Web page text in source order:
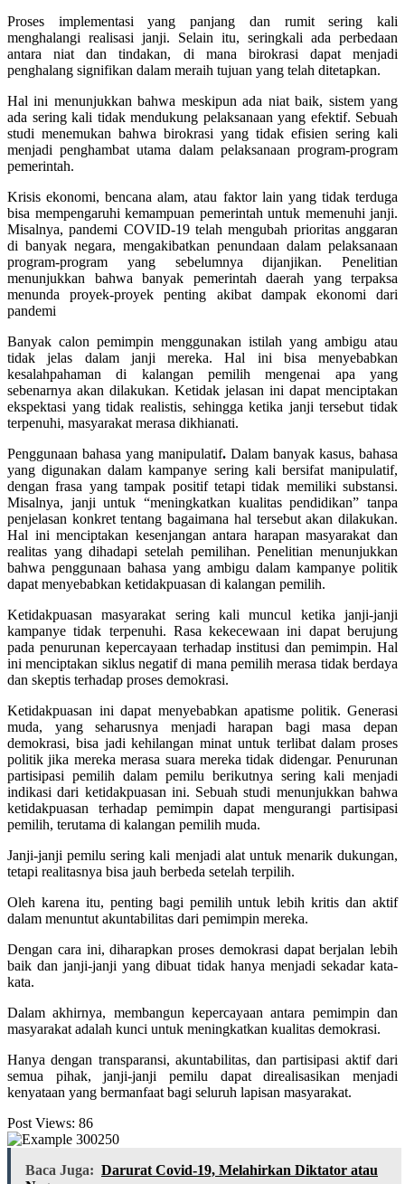
Proses implementasi yang panjang dan rumit sering kali
menghalangi realisasi janji. Selain itu, seringkali ada perbedaan
antara niat dan tindakan, di mana birokrasi dapat menjadi
penghalang signifikan dalam meraih tujuan yang telah ditetapkan.
Hal ini menunjukkan bahwa meskipun ada niat baik, sistem yang
ada sering kali tidak mendukung pelaksanaan yang efektif. Sebuah
studi menemukan bahwa birokrasi yang tidak efisien sering kali
menjadi penghambat utama dalam pelaksanaan program-program
pemerintah.
Krisis ekonomi, bencana alam, atau faktor lain yang tidak terduga
bisa mempengaruhi kemampuan pemerintah untuk memenuhi janji.
Misalnya, pandemi COVID-19 telah mengubah prioritas anggaran
di banyak negara, mengakibatkan penundaan dalam pelaksanaan
program-program yang sebelumnya dijanjikan. Penelitian
menunjukkan bahwa banyak pemerintah daerah yang terpaksa
menunda proyek-proyek penting akibat dampak ekonomi dari
pandemi
Banyak calon pemimpin menggunakan istilah yang ambigu atau
tidak jelas dalam janji mereka. Hal ini bisa menyebabkan
kesalahpahaman di kalangan pemilih mengenai apa yang
sebenarnya akan dilakukan. Ketidak jelasan ini dapat menciptakan
ekspektasi yang tidak realistis, sehingga ketika janji tersebut tidak
terpenuhi, masyarakat merasa dikhianati.
Penggunaan bahasa yang manipulatif. Dalam banyak kasus, bahasa
yang digunakan dalam kampanye sering kali bersifat manipulatif,
dengan frasa yang tampak positif tetapi tidak memiliki substansi.
Misalnya, janji untuk “meningkatkan kualitas pendidikan” tanpa
penjelasan konkret tentang bagaimana hal tersebut akan dilakukan.
Hal ini menciptakan kesenjangan antara harapan masyarakat dan
realitas yang dihadapi setelah pemilihan. Penelitian menunjukkan
bahwa penggunaan bahasa yang ambigu dalam kampanye politik
dapat menyebabkan ketidakpuasan di kalangan pemilih.
Ketidakpuasan masyarakat sering kali muncul ketika janji-janji
kampanye tidak terpenuhi. Rasa kekecewaan ini dapat berujung
pada penurunan kepercayaan terhadap institusi dan pemimpin. Hal
ini menciptakan siklus negatif di mana pemilih merasa tidak berdaya
dan skeptis terhadap proses demokrasi.
Ketidakpuasan ini dapat menyebabkan apatisme politik. Generasi
muda, yang seharusnya menjadi harapan bagi masa depan
demokrasi, bisa jadi kehilangan minat untuk terlibat dalam proses
politik jika mereka merasa suara mereka tidak didengar. Penurunan
partisipasi pemilih dalam pemilu berikutnya sering kali menjadi
indikasi dari ketidakpuasan ini. Sebuah studi menunjukkan bahwa
ketidakpuasan terhadap pemimpin dapat mengurangi partisipasi
pemilih, terutama di kalangan pemilih muda.
Janji-janji pemilu sering kali menjadi alat untuk menarik dukungan,
tetapi realitasnya bisa jauh berbeda setelah terpilih.
Oleh karena itu, penting bagi pemilih untuk lebih kritis dan aktif
dalam menuntut akuntabilitas dari pemimpin mereka.
Dengan cara ini, diharapkan proses demokrasi dapat berjalan lebih
baik dan janji-janji yang dibuat tidak hanya menjadi sekadar kata-
kata.
Dalam akhirnya, membangun kepercayaan antara pemimpin dan
masyarakat adalah kunci untuk meningkatkan kualitas demokrasi.
Hanya dengan transparansi, akuntabilitas, dan partisipasi aktif dari
semua pihak, janji-janji pemilu dapat direalisasikan menjadi
kenyataan yang bermanfaat bagi seluruh lapisan masyarakat.
Post Views: 86
Baca Juga: Darurat Covid-19, Melahirkan Diktator atau